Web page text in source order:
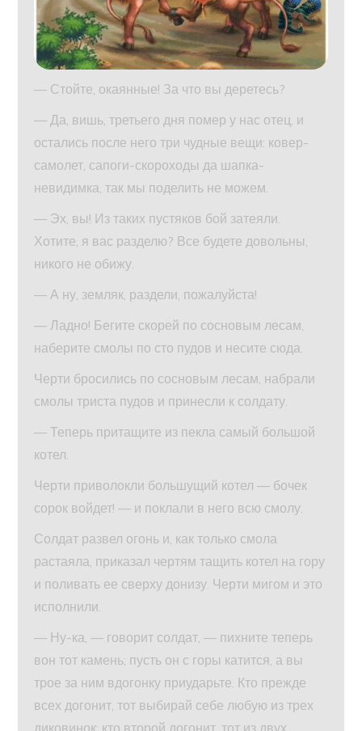
— Стойте, окаянные! За что вы деретесь?
— Да, вишь, третьего дня помер у нас отец, и
остались после него три чудные вещи: ковер-
самолет, сапоги-скороходы да шапка-
невидимка, так мы поделить не можем.
— Эх, вы! Из таких пустяков бой затеяли.
Хотите, я вас разделю? Все будете довольны,
никого не обижу.
— А ну, земляк, раздели, пожалуйста!
— Ладно! Бегите скорей по сосновым лесам,
наберите смолы по сто пудов и несите сюда.
Черти бросились по сосновым лесам, набрали
смолы триста пудов и принесли к солдату.
— Теперь притащите из пекла самый большой
котел.
Черти приволокли большущий котел — бочек
сорок войдет! — и поклали в него всю смолу.
Солдат развел огонь и, как только смола
растаяла, приказал чертям тащить котел на гору
и поливать ее сверху донизу. Черти мигом и это
исполнили.
— Ну-ка, — говорит солдат, — пихните теперь
вон тот камень; пусть он с горы катится, а вы
трое за ним вдогонку приударьте. Кто прежде
всех догонит, тот выбирай себе любую из трех
диковинок; кто второй догонит, тот из двух